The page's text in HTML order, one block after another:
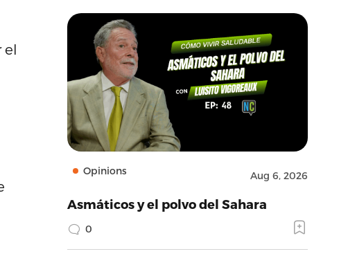
el
Opinions Aug 6, 2026
Asmáticos y el polvo del Sahara
0